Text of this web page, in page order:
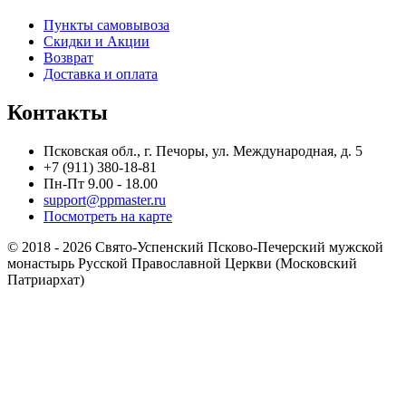
Пункты самовывоза
Скидки и Акции
Возврат
Доставка и оплата
Контакты
Псковская обл., г. Печоры, ул. Международная, д. 5
+7 (911) 380-18-81
Пн-Пт 9.00 - 18.00
support@ppmaster.ru
Посмотреть на карте
© 2018 - 2026 Свято-Успенский Псково-Печерский мужской
монастырь Русской Православной Церкви (Московский
Патриархат)